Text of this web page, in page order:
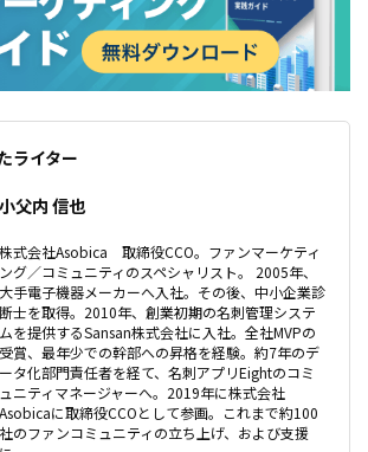
ライター
小父内 信也
株式会社Asobica 取締役CCO。ファンマーケティ
ング／コミュニティのスペシャリスト。 2005年、
大手電子機器メーカーへ入社。その後、中小企業診
断士を取得。2010年、創業初期の名刺管理システ
ムを提供するSansan株式会社に入社。全社MVPの
受賞、最年少での幹部への昇格を経験。約7年のデ
ータ化部門責任者を経て、名刺アプリEightのコミ
ュニティマネージャーへ。2019年に株式会社
Asobicaに取締役CCOとして参画。これまで約100
社のファンコミュニティの立ち上げ、および支援